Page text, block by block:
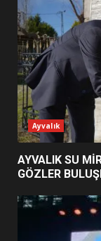
1
2
Ayvalık
AYVALIK SU
GÖZLER